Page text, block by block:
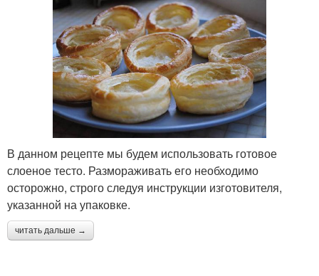
В данном рецепте мы будем использовать готовое
слоеное тесто. Размораживать его необходимо
осторожно, строго следуя инструкции изготовителя,
указанной на упаковке.
читать дальше →